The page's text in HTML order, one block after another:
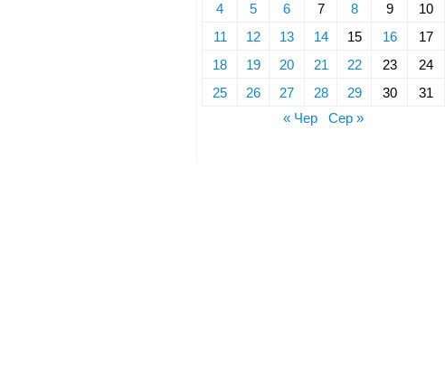
4
5 6 7 8 9
10
11
12 13 14 15 16
17
18
19 20 21 22 23
24
25
26 27 28 29 30
31
« Чер
Сер »